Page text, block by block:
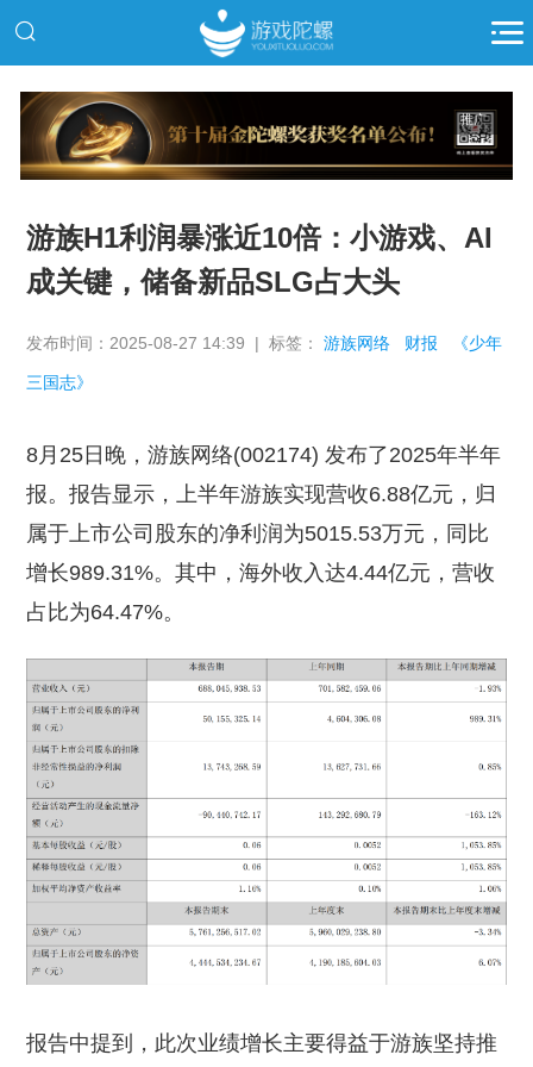
推广
游族H1利润暴涨近10倍：小游戏、AI
成关键，储备新品SLG占大头
发布时间：2025-08-27 14:39 | 标签：游族网络 财报 《少年
三国志》
8月25日晚，游族网络(002174) 发布了2025年半年
报。报告显示，上半年游族实现营收6.88亿元，归
属于上市公司股东的净利润为5015.53万元，同比
增长989.31%。其中，海外收入达4.44亿元，营收
占比为64.47%。
报告中提到，此次业绩增长主要得益于游族坚持推